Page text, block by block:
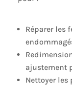
Réparer les
ajustement
Nettoyer les